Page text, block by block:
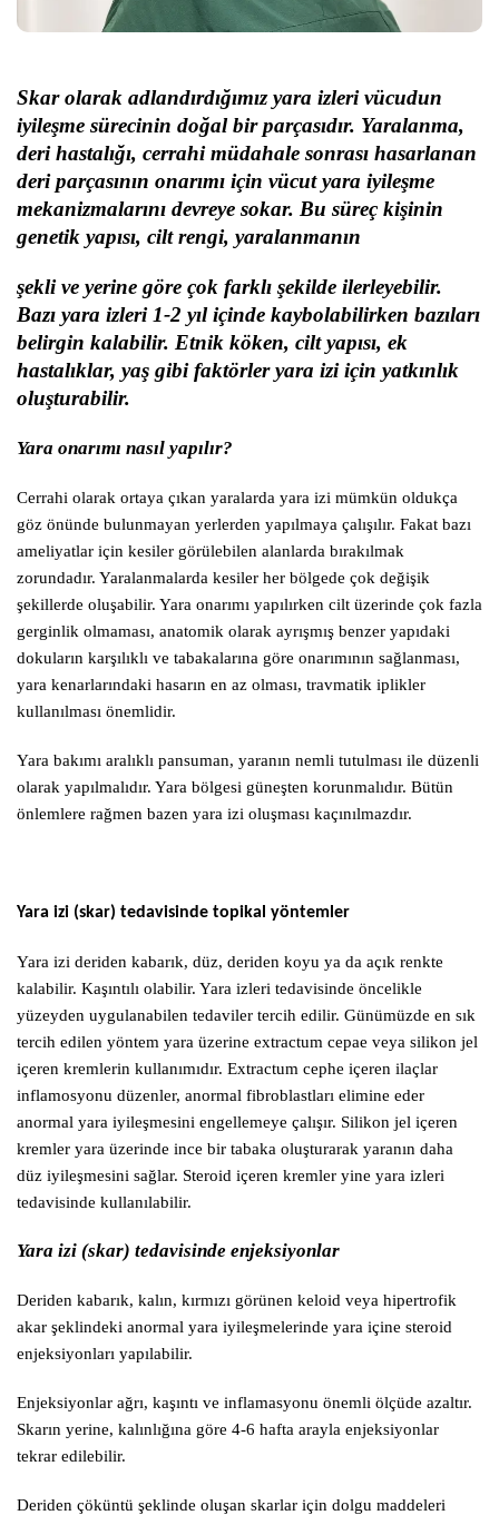
Skar olarak adlandırdığımız yara izleri vücudun
iyileşme sürecinin doğal bir parçasıdır. Yaralanma,
deri hastalığı, cerrahi müdahale sonrası hasarlanan
deri parçasının onarımı için vücut yara iyileşme
mekanizmalarını devreye sokar. Bu süreç kişinin
genetik yapısı, cilt rengi, yaralanmanın
şekli ve yerine göre çok farklı şekilde ilerleyebilir.
Bazı yara izleri 1-2 yıl içinde kaybolabilirken bazıları
belirgin kalabilir. Etnik köken, cilt yapısı, ek
hastalıklar, yaş gibi faktörler yara izi için yatkınlık
oluşturabilir.
Yara onarımı nasıl yapılır?
Cerrahi olarak ortaya çıkan yaralarda yara izi mümkün oldukça
göz önünde bulunmayan yerlerden yapılmaya çalışılır. Fakat bazı
ameliyatlar için kesiler görülebilen alanlarda bırakılmak
zorundadır. Yaralanmalarda kesiler her bölgede çok değişik
şekillerde oluşabilir. Yara onarımı yapılırken cilt üzerinde çok fazla
gerginlik olmaması, anatomik olarak ayrışmış benzer yapıdaki
dokuların karşılıklı ve tabakalarına göre onarımının sağlanması,
yara kenarlarındaki hasarın en az olması, travmatik iplikler
kullanılması önemlidir.
Yara bakımı aralıklı pansuman, yaranın nemli tutulması ile düzenli
olarak yapılmalıdır. Yara bölgesi güneşten korunmalıdır. Bütün
önlemlere rağmen bazen yara izi oluşması kaçınılmazdır.
Yara izi (skar) tedavisinde topikal yöntemler
Yara izi deriden kabarık, düz, deriden koyu ya da açık renkte
kalabilir. Kaşıntılı olabilir. Yara izleri tedavisinde öncelikle
yüzeyden uygulanabilen tedaviler tercih edilir. Günümüzde en sık
tercih edilen yöntem yara üzerine extractum cepae veya silikon jel
içeren kremlerin kullanımıdır. Extractum cephe içeren ilaçlar
inflamosyonu düzenler, anormal fibroblastları elimine eder
anormal yara iyileşmesini engellemeye çalışır. Silikon jel içeren
kremler yara üzerinde ince bir tabaka oluşturarak yaranın daha
düz iyileşmesini sağlar. Steroid içeren kremler yine yara izleri
tedavisinde kullanılabilir.
Yara izi (skar) tedavisinde enjeksiyonlar
Deriden kabarık, kalın, kırmızı görünen keloid veya hipertrofik
akar şeklindeki anormal yara iyileşmelerinde yara içine steroid
enjeksiyonları yapılabilir.
Enjeksiyonlar ağrı, kaşıntı ve inflamasyonu önemli ölçüde azaltır.
Skarın yerine, kalınlığına göre 4-6 hafta arayla enjeksiyonlar
tekrar edilebilir.
Deriden çöküntü şeklinde oluşan skarlar için dolgu maddeleri